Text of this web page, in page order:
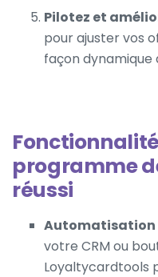
Pilotez et
pour ajuster vos
façon dynamique
programme
réussi
Automatisation
votre CRM ou
Loyaltycardtools